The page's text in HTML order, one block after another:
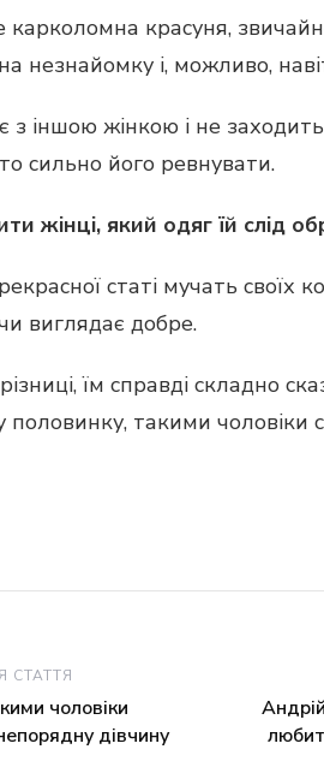
красуня,
незнайомку і, можливо,
іншою жінкою і не
сильно його ревнувати.
жінці, який одяг їй слід
статі мучать
виглядає добре.
їм справді складно
такими чоловіки
СТАТТЯ
чоловіки
дівчину